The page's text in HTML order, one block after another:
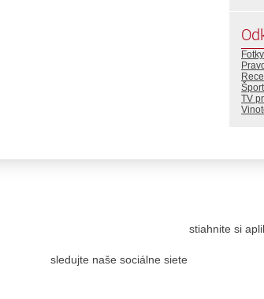
Fotky
Šport
TV
sledujte naše sociálne siete
stiahnite si